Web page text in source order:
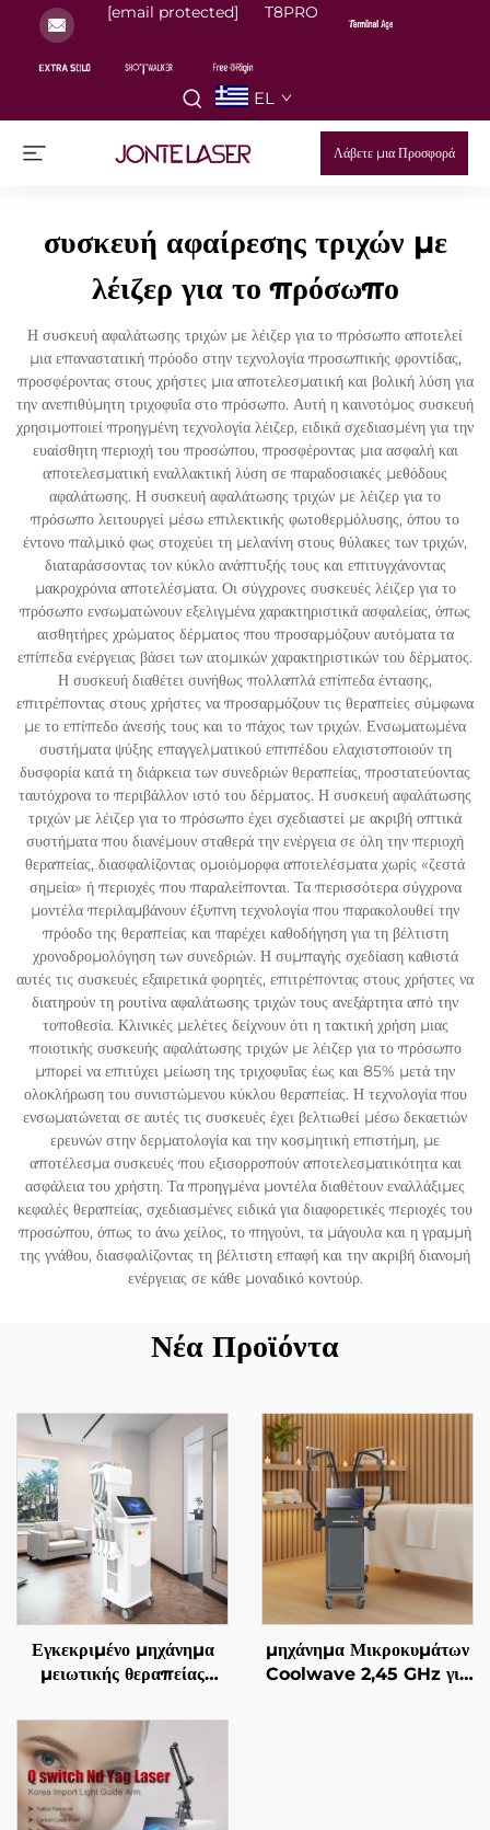
[email protected] T8PRO
EL
Λάβετε μια Προσφορά
συσκευή αφαίρεσης τριχών με
λέιζερ για το πρόσωπο
Η συσκευή αφαλάτωσης τριχών με λέιζερ για το πρόσωπο αποτελεί
μια επαναστατική πρόοδο στην τεχνολογία προσωπικής φροντίδας,
προσφέροντας στους χρήστες μια αποτελεσματική και βολική λύση για
την ανεπιθύμητη τριχοφυΐα στο πρόσωπο. Αυτή η καινοτόμος συσκευή
χρησιμοποιεί προηγμένη τεχνολογία λέιζερ, ειδικά σχεδιασμένη για την
ευαίσθητη περιοχή του προσώπου, προσφέροντας μια ασφαλή και
αποτελεσματική εναλλακτική λύση σε παραδοσιακές μεθόδους
αφαλάτωσης. Η συσκευή αφαλάτωσης τριχών με λέιζερ για το
πρόσωπο λειτουργεί μέσω επιλεκτικής φωτοθερμόλυσης, όπου το
έντονο παλμικό φως στοχεύει τη μελανίνη στους θύλακες των τριχών,
διαταράσσοντας τον κύκλο ανάπτυξής τους και επιτυγχάνοντας
μακροχρόνια αποτελέσματα. Οι σύγχρονες συσκευές λέιζερ για το
πρόσωπο ενσωματώνουν εξελιγμένα χαρακτηριστικά ασφαλείας, όπως
αισθητήρες χρώματος δέρματος που προσαρμόζουν αυτόματα τα
επίπεδα ενέργειας βάσει των ατομικών χαρακτηριστικών του δέρματος.
Η συσκευή διαθέτει συνήθως πολλαπλά επίπεδα έντασης,
επιτρέποντας στους χρήστες να προσαρμόζουν τις θεραπείες σύμφωνα
με το επίπεδο άνεσής τους και το πάχος των τριχών. Ενσωματωμένα
συστήματα ψύξης επαγγελματικού επιπέδου ελαχιστοποιούν τη
δυσφορία κατά τη διάρκεια των συνεδριών θεραπείας, προστατεύοντας
ταυτόχρονα το περιβάλλον ιστό του δέρματος. Η συσκευή αφαλάτωσης
τριχών με λέιζερ για το πρόσωπο έχει σχεδιαστεί με ακριβή οπτικά
συστήματα που διανέμουν σταθερά την ενέργεια σε όλη την περιοχή
θεραπείας, διασφαλίζοντας ομοιόμορφα αποτελέσματα χωρίς «ζεστά
σημεία» ή περιοχές που παραλείπονται. Τα περισσότερα σύγχρονα
μοντέλα περιλαμβάνουν έξυπνη τεχνολογία που παρακολουθεί την
πρόοδο της θεραπείας και παρέχει καθοδήγηση για τη βέλτιστη
χρονοδρομολόγηση των συνεδριών. Η συμπαγής σχεδίαση καθιστά
αυτές τις συσκευές εξαιρετικά φορητές, επιτρέποντας στους χρήστες να
διατηρούν τη ρουτίνα αφαλάτωσης τριχών τους ανεξάρτητα από την
τοποθεσία. Κλινικές μελέτες δείχνουν ότι η τακτική χρήση μιας
ποιοτικής συσκευής αφαλάτωσης τριχών με λέιζερ για το πρόσωπο
μπορεί να επιτύχει μείωση της τριχοφυΐας έως και 85% μετά την
ολοκλήρωση του συνιστώμενου κύκλου θεραπείας. Η τεχνολογία που
ενσωματώνεται σε αυτές τις συσκευές έχει βελτιωθεί μέσω δεκαετιών
ερευνών στην δερματολογία και την κοσμητική επιστήμη, με
αποτέλεσμα συσκευές που εξισορροπούν αποτελεσματικότητα και
ασφάλεια του χρήστη. Τα προηγμένα μοντέλα διαθέτουν εναλλάξιμες
κεφαλές θεραπείας, σχεδιασμένες ειδικά για διαφορετικές περιοχές του
προσώπου, όπως το άνω χείλος, το πηγούνι, τα μάγουλα και η γραμμή
της γνάθου, διασφαλίζοντας τη βέλτιστη επαφή και την ακριβή διανομή
ενέργειας σε κάθε μοναδικό κοντούρ.
Νέα Προϊόντα
Εγκεκριμένο μηχάνημα
μειωτικής θεραπείας
κυτταρίτιδας La Sculptor
1060, με διόδιο λέιζερ
1060 nm για
αναδιαμόρφωση και
λιπόλυση του σώματος
μηχάνημα Μικροκυμάτων
Coolwave 2,45 GHz για